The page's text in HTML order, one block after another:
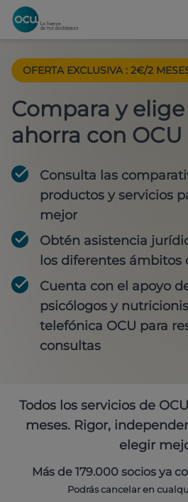
OFERTA EXCLUSIVA : 2€/2
Compara y
ahorra con OCU
Consulta las
productos y servicios
mejor
Obtén asistencia
los diferentes ámbitos
Cuenta con el apoyo
psicólogos y
telefónica OCU para
consultas
Todos los servicios de
meses. Rigor,
elegir
Más de 179.000 socios ya
Podrás cancelar en